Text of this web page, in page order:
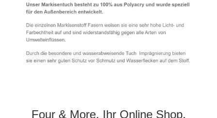
Four & More, Ihr Online Shop.